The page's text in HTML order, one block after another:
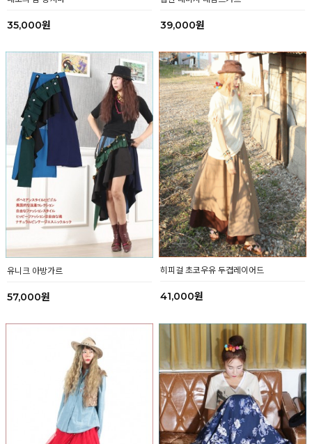
35,000원 39,000원
유니크 아방가르
57,000원
히피걸 초코우유 두겹레이어드
41,000원